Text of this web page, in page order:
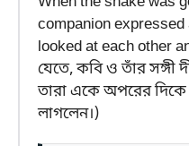
companion
looked at each other
যেতে, কবি ও তাঁর সঙ্গী
তারা একে অপরের
লাগলেন।)